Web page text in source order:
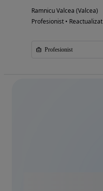
Ramnicu Valcea (Valcea)
Profesionist • Reactualizat
Profesionist